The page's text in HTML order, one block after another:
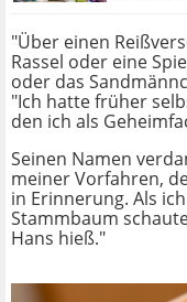
"Über einen
Rassel oder eine
oder das
"Ich hatte früher
den ich als
Seinen Namen
meiner Vorfahren,
in Erinnerung. Als
Stammbaum
Hans hieß."